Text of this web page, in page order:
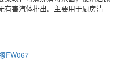
有害汽体排出。主要用于厨房清